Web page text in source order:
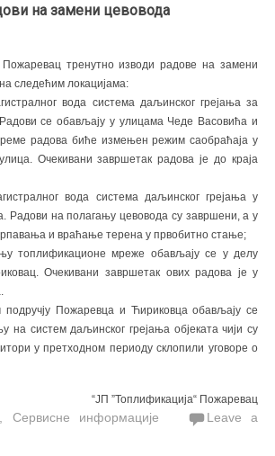
на замени цевовода
Пожаревац тренутно изводи радове на замени
следећим локацијама:
вода система даљинског грејања за
Радови се обављају у улицама Чеде Васовића и
радова биће измењен режим саобраћаја у
Очекивани завршетак радова је до краја
вода система даљинског грејања у
Радови на полагању цевовода су завршени, а у
и враћање терена у првобитно стање;
топлификационе мреже обављају се у делу
Очекивани завршетак ових радова је у
Пожаревца и Ћириковца обављају се
на систем даљинског грејања објеката чији су
у претходном периоду склопили уговоре о
“ЈП ”Топлификација“ Пожаревац
Сервисне информације
Leave a